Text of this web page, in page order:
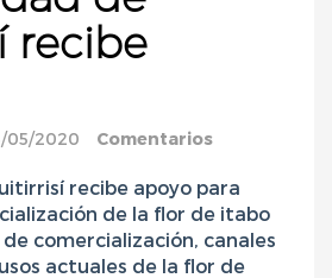
recibe
05/2020 Comentarios
recibe apoyo para
de la flor de itabo
comercialización, canales
actuales de la flor de